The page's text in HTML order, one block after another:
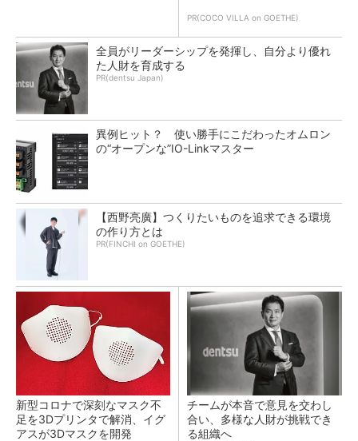
PR(COCO VILLA on GOETHE)
全員がリーダーシップを発揮し、自分より優れ
た人財を育成する
PR(dentsu Japan)
異例ヒット？ 使い勝手にこだわったオムロン
の“オープンな”IO-Linkマスター
【西野亮廣】つくりたいものを追求できる環境
の作り方とは
PR(FINCHI on GOETHE)
新型コロナで深刻なマスク不
足を3Dプリンタで解消、イグ
アスが3Dマスクを開発
チームが本音で意見を交わし
合い、多様な人財が挑戦でき
る組織へ